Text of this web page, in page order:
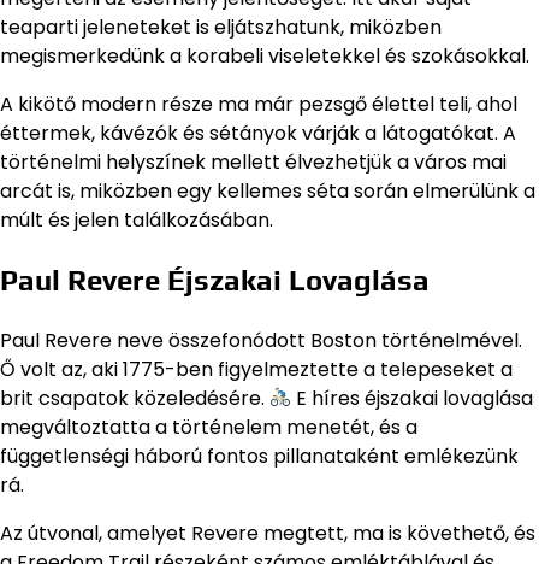
teaparti jeleneteket is eljátszhatunk, miközben
megismerkedünk a korabeli viseletekkel és szokásokkal.
A kikötő modern része ma már pezsgő élettel teli, ahol
éttermek, kávézók és sétányok várják a látogatókat. A
történelmi helyszínek mellett élvezhetjük a város mai
arcát is, miközben egy kellemes séta során elmerülünk a
múlt és jelen találkozásában.
Paul Revere Éjszakai Lovaglása
Paul Revere neve összefonódott Boston történelmével.
Ő volt az, aki 1775-ben figyelmeztette a telepeseket a
brit csapatok közeledésére.
E híres éjszakai lovaglása
megváltoztatta a történelem menetét, és a
függetlenségi háború fontos pillanataként emlékezünk
rá.
Az útvonal, amelyet Revere megtett, ma is követhető, és